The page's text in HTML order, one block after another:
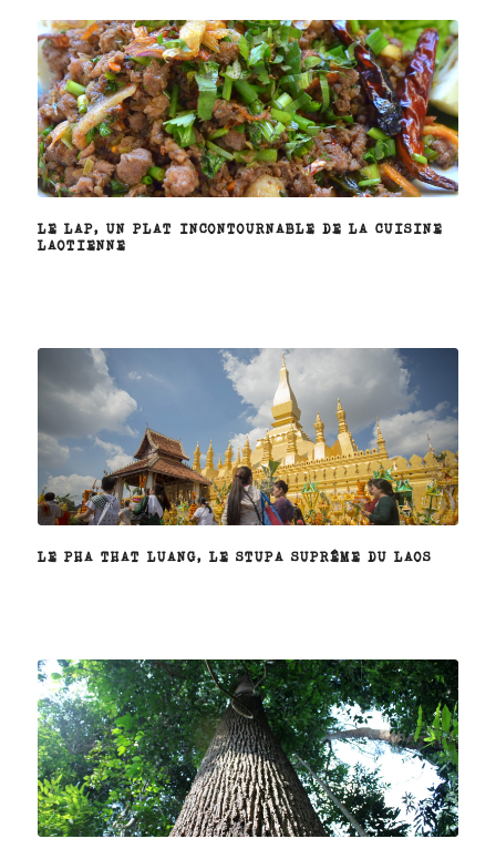
LE LAP, UN PLAT INCONTOURNABLE DE LA CUISINE
LAOTIENNE
LE PHA THAT LUANG, LE STUPA SUPRÊME DU LAOS